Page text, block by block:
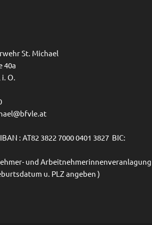
St. Michael
40a
i. O.
: AT82 3822 7000 0401 3827 BIC:
und Arbeitnehmerinnenveranlagung
u. PLZ angeben )